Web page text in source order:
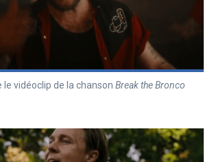
le vidéoclip de la chanson Break the Bronco